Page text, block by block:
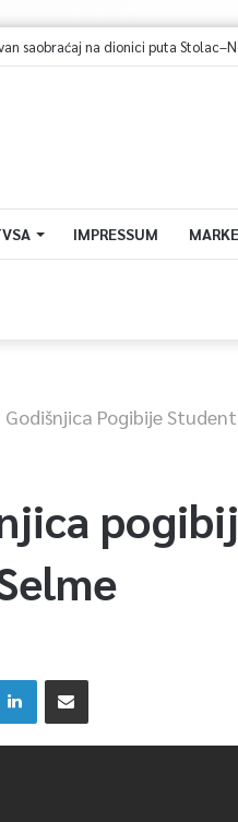
saobraćaj na dionici puta
IMPRESSUM
Godišnjica Pogibije